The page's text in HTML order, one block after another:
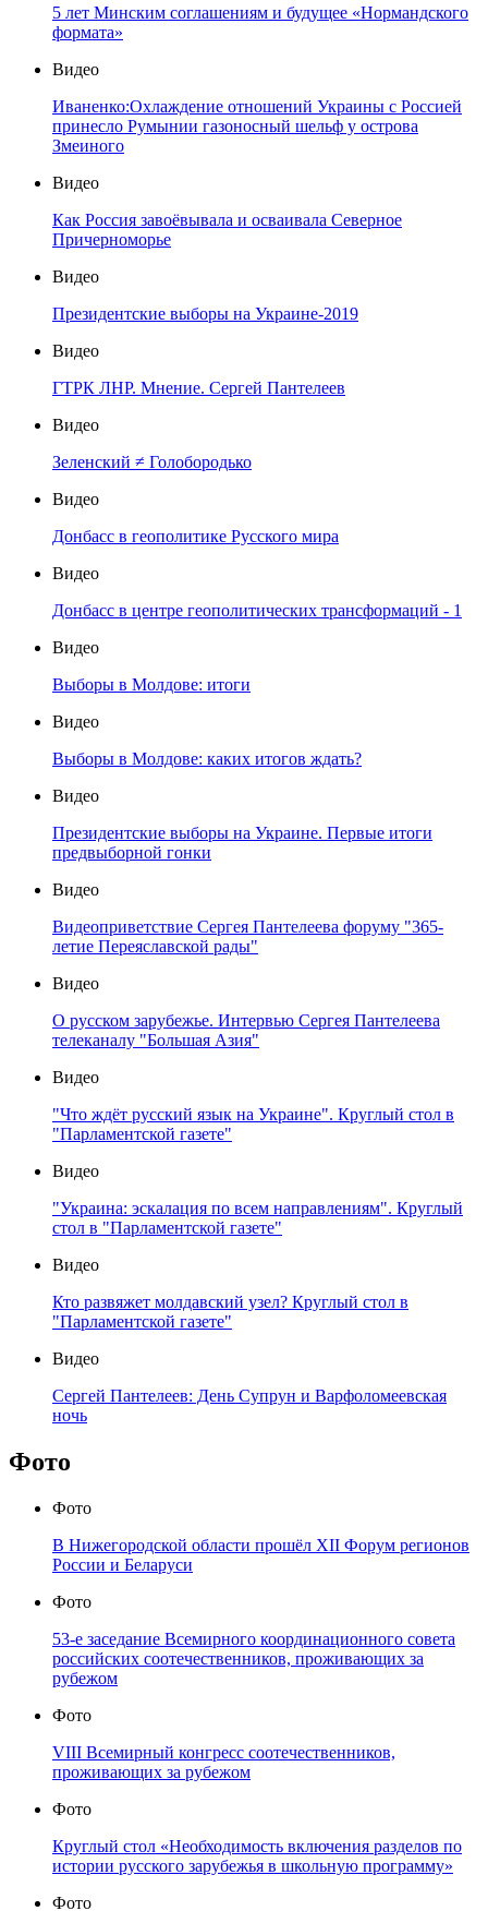
5 лет Минским соглашениям и будущее «Нормандского
формата»
Видео
Иваненко:Охлаждение отношений Украины с Россией
принесло Румынии газоносный шельф у острова
Змеиного
Видео
Как Россия завоёвывала и осваивала Северное
Причерноморье
Видео
Президентские выборы на Украине-2019
Видео
ГТРК ЛНР. Мнение. Сергей Пантелеев
Видео
Зеленский ≠ Голобородько
Видео
Донбасс в геополитике Русского мира
Видео
Донбасс в центре геополитических трансформаций - 1
Видео
Выборы в Молдове: итоги
Видео
Выборы в Молдове: каких итогов ждать?
Видео
Президентские выборы на Украине. Первые итоги
предвыборной гонки
Видео
Видеоприветствие Сергея Пантелеева форуму "365-
летие Переяславской рады"
Видео
О русском зарубежье. Интервью Сергея Пантелеева
телеканалу "Большая Азия"
Видео
"Что ждёт русский язык на Украине". Круглый стол в
"Парламентской газете"
Видео
"Украина: эскалация по всем направлениям". Круглый
стол в "Парламентской газете"
Видео
Кто развяжет молдавский узел? Круглый стол в
"Парламентской газете"
Видео
Сергей Пантелеев: День Супрун и Варфоломеевская
ночь
Фото
Фото
В Нижегородской области прошёл XII Форум регионов
России и Беларуси
Фото
53-е заседание Всемирного координационного совета
российских соотечественников, проживающих за
рубежом
Фото
VIII Всемирный конгресс соотечественников,
проживающих за рубежом
Фото
Круглый стол «Необходимость включения разделов по
истории русского зарубежья в школьную программу»
Фото